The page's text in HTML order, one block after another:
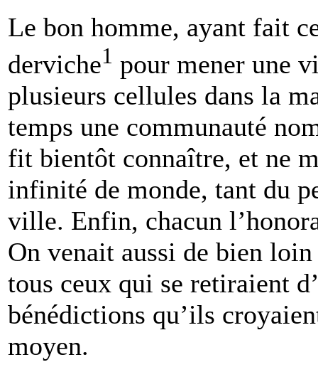
Le bon homme, ayant fait
derviche1 pour mener une
plusieurs cellules dans la
temps une communauté
fit bientôt connaître, et ne
infinité de monde, tant du
ville. Enfin, chacun
On venait aussi de bien
tous ceux qui se retiraient
bénédictions qu’ils
moyen.